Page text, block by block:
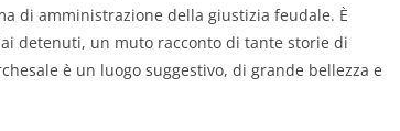
di amministrazione della giustizia feudale. È
detenuti, un muto racconto di tante storie di
è un luogo suggestivo, di grande bellezza e